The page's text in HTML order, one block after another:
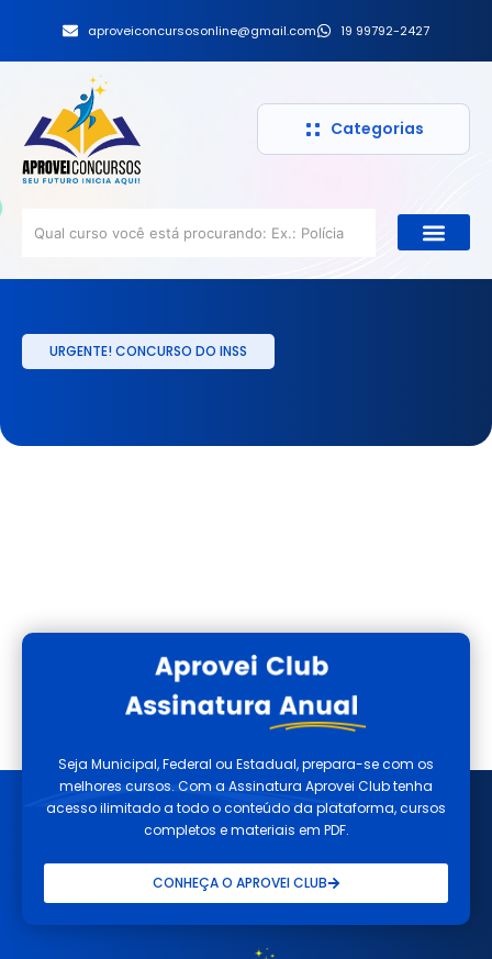
aproveiconcursosonline@gmail.com 19 99792-2427
Categorias
URGENTE! CONCURSO DO INSS
Seja Municipal, Federal ou Estadual, prepara-se com os
melhores cursos. Com a Assinatura Aprovei Club tenha
acesso ilimitado a todo o conteúdo da plataforma, cursos
completos e materiais em PDF.
CONHEÇA O APROVEI CLUB